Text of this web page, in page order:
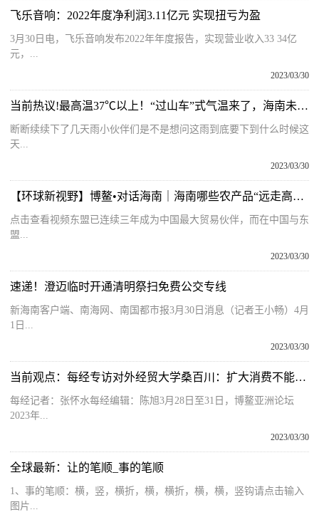
飞乐音响：2022年度净利润3.11亿元 实现扭亏为盈
3月30日电，飞乐音响发布2022年年度报告，实现营业收入33 34亿
元，...
2023/03/30
当前热议!最高温37℃以上！“过山车”式气温来了，海南未来几天天气
断断续续下了几天雨小伙伴们是不是想问这雨到底要下到什么时候这
天...
2023/03/30
【环球新视野】博鳌•对话海南｜海南哪些农产品“远走高飞”东盟？劳拉带你了解
点击查看视频东盟已连续三年成为中国最大贸易伙伴，而在中国与东
盟...
2023/03/30
速递！澄迈临时开通清明祭扫免费公交专线
新海南客户端、南海网、南国都市报3月30日消息（记者王小畅）4月
1日...
2023/03/30
当前观点：每经专访对外经贸大学桑百川：扩大消费不能依靠简单的短期刺激，而是要促进企业扩张以增加就业机会
每经记者：张怀水每经编辑：陈旭3月28日至31日，博鳌亚洲论坛
2023年...
2023/03/30
全球最新：让的笔顺_事的笔顺
1、事的笔顺：横，竖，横折，横，横折，横，横，竖钩请点击输入
图片...